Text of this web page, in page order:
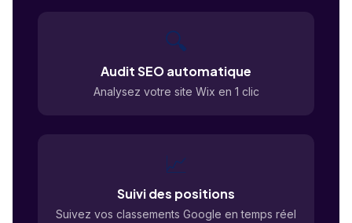
🔍
Audit SEO automatique
Analysez votre site Wix en 1 clic
📈
Suivi des positions
Suivez vos classements Google en temps réel